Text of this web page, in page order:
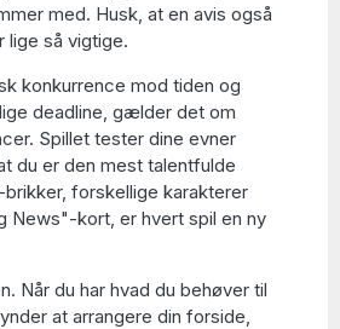
med. Husk, at en avis også
lige så vigtige.
konkurrence mod tiden og
deadline, gælder det om
Spillet tester dine evner
du er den mest talentfulde
forskellige karakterer
News"-kort, er hvert spil en ny
Når du har hvad du behøver til
at arrangere din forside,